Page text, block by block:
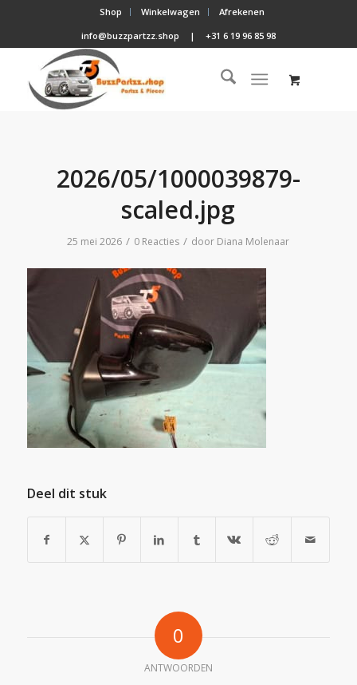
Shop Winkelwagen
Afrekenen
info@buzzpartzz.shop
| +31 6 19 96 85 98
2026/05/1000039879-
scaled.jpg
25 mei 2026 / 0 Reacties / door Diana Molenaar
Deel dit stuk
0
ANTWOORDEN